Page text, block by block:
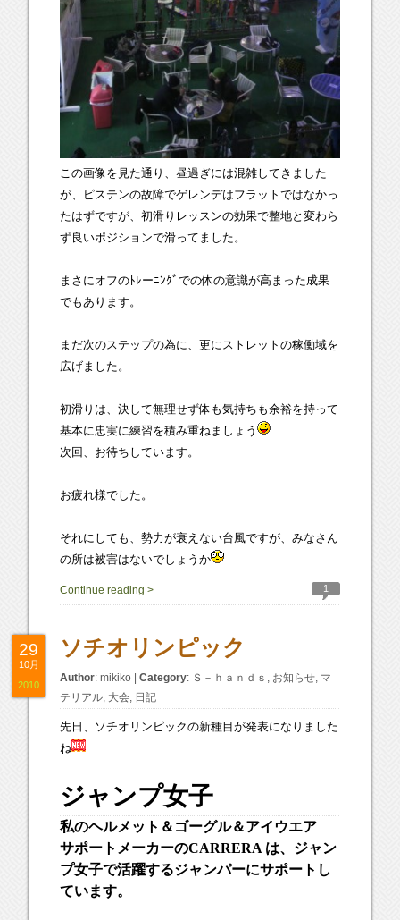
この画像を見た通り、昼過ぎには混雑してきました
が、ピステンの故障でゲレンデはフラットではなかっ
たはずですが、初滑りレッスンの効果で整地と変わら
ず良いポジションで滑ってました。
まさにオフのﾄﾚーﾆﾝｸﾞでの体の意識が高まった成果
でもあります。
まだ次のステップの為に、更にストレットの稼働域を
広げました。
初滑りは、決して無理せず体も気持ちも余裕を持って
基本に忠実に練習を積み重ねましょう
次回、お待ちしています。
お疲れ様でした。
それにしても、勢力が衰えない台風ですが、みなさん
の所は被害はないでしょうか
Continue reading > 1
ソチオリンピック
Author:mikiko |Category: Ｓ－ｈａｎｄｓ , お知らせ, マ
テリアル, 大会, 日記
先日、ソチオリンピックの新種目が発表になりました
ね
ジャンプ女子
私のヘルメット＆ゴーグル＆アイウエア
サポートメーカーのCARRERA は、ジャン
プ女子で活躍するジャンパーにサポートし
ています。
29
10月
2010